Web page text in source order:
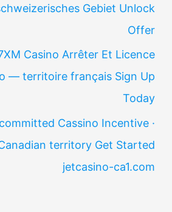
Gebiet Unlock
Offer
Casino Arrêter Et Licence
— territoire français Sign Up
Today
Cassino Incentive ·
territory Get Started
jetcasino-ca1.com